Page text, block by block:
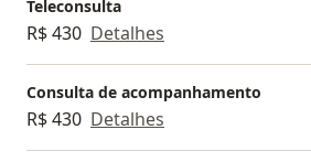
Teleconsulta
R$ 430 Detalhes
Consulta de acompanhamento
R$ 430 Detalhes